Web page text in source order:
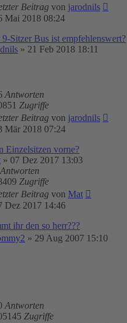
Beitrag von jarodnils
Mai 2018 08:24
9-Sitzer Bus ist empfehlenswert?
» 21 Feb 2018 18:11
Antworten
Zugriffe
Beitrag von jarodnils
Mär 2018 07:24
Einzelsitzen vorne?
» 07 Dez 2017 13:03
Antworten
Zugriffe
Beitrag von Mat
Dez 2017 14:46
ihr den so herr???
» 29 Aug 2007 15:10
Antworten
Zugriffe